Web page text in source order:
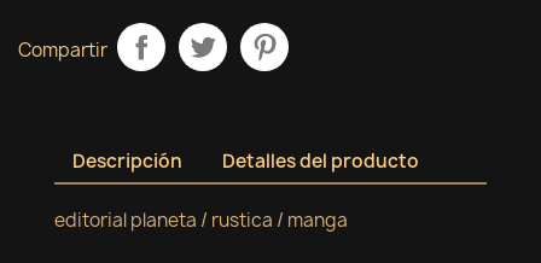
Compartir
Descripción Detalles del producto
editorial planeta / rustica / manga